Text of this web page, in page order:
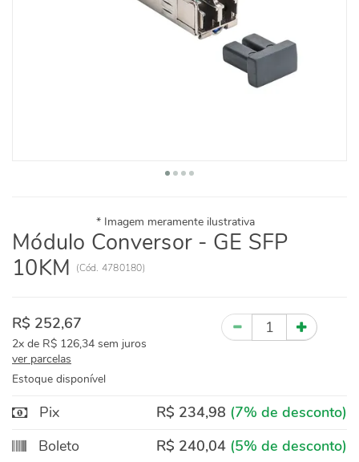
Módulo Conversor - GE SFP
10KM
(Cód. 4780180)
R$ 252,67
2x de R$ 126,34 sem juros
ver parcelas
Estoque disponível
Quantidade
Pix R$ 234,98 (7% de desconto)
Boleto
R$ 240,04 (5% de desconto)